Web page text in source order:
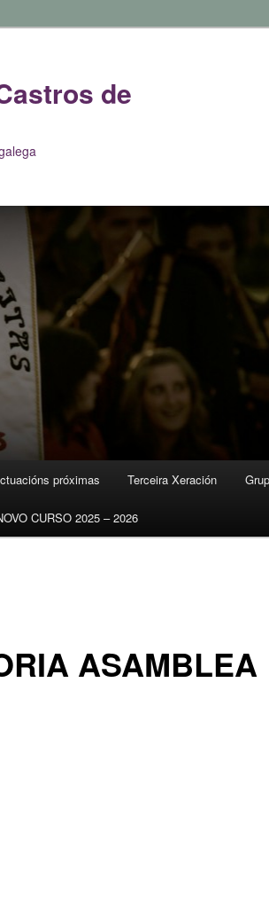
de
próximas Terceira Xeración
CURSO 2025 – 2026
ASAMBLEA